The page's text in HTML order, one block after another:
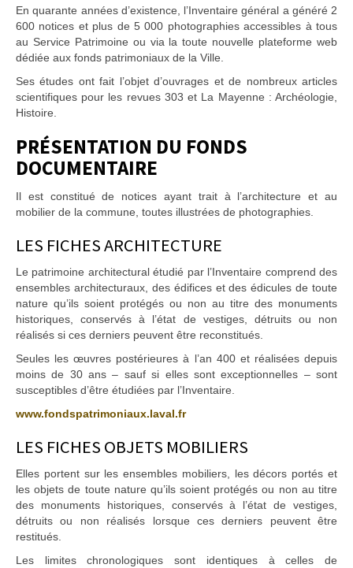
En quarante années d’existence, l’Inventaire général a généré 2
600 notices et plus de 5 000 photographies accessibles à tous
au Service Patrimoine ou via la toute nouvelle plateforme web
dédiée aux fonds patrimoniaux de la Ville.
Ses études ont fait l’objet d’ouvrages et de nombreux articles
scientifiques pour les revues 303 et La Mayenne : Archéologie,
Histoire.
PRÉSENTATION DU FONDS
DOCUMENTAIRE
Il est constitué de notices ayant trait à l’architecture et au
mobilier de la commune, toutes illustrées de photographies.
LES FICHES ARCHITECTURE
Le patrimoine architectural étudié par l’Inventaire comprend des
ensembles architecturaux, des édifices et des édicules de toute
nature qu’ils soient protégés ou non au titre des monuments
historiques, conservés à l’état de vestiges, détruits ou non
réalisés si ces derniers peuvent être reconstitués.
Seules les œuvres postérieures à l’an 400 et réalisées depuis
moins de 30 ans – sauf si elles sont exceptionnelles – sont
susceptibles d’être étudiées par l’Inventaire.
www.fondspatrimoniaux.laval.fr
LES FICHES OBJETS MOBILIERS
Elles portent sur les ensembles mobiliers, les décors portés et
les objets de toute nature qu’ils soient protégés ou non au titre
des monuments historiques, conservés à l’état de vestiges,
détruits ou non réalisés lorsque ces derniers peuvent être
restitués.
Les limites chronologiques sont identiques à celles de